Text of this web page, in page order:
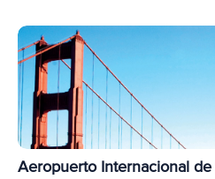
Aeropuerto Internacional